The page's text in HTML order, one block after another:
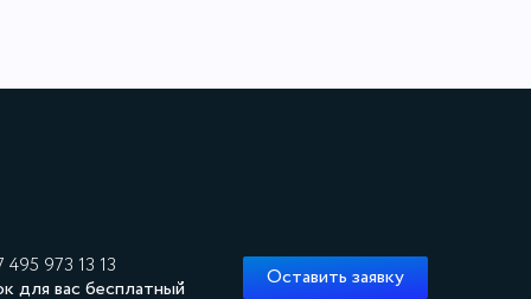
495 973 13 13
для вас бесплатный
Оставить заявку